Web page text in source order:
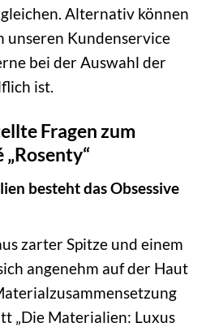
Alternativ können
unseren Kundenservice
bei der Auswahl der
ist.
Fragen zum
„Rosenty“
besteht das Obsessive
zarter Spitze und einem
angenehm auf der Haut
„Die Materialien: Luxus